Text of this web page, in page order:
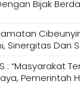
Bijak
Sinergitas Dan
: “Masyarakat
Pemerintah